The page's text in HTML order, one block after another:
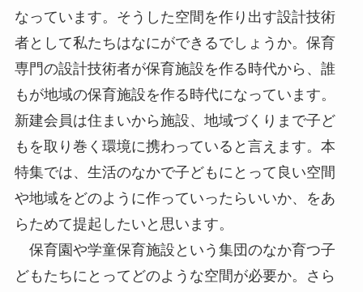
なっています。そうした空間を作り出す設計技術
者として私たちはなにができるでしょうか。保育
専門の設計技術者が保育施設を作る時代から、誰
もが地域の保育施設を作る時代になっています。
新建会員は住まいから施設、地域づくりまで子ど
もを取り巻く環境に携わっていると言えます。本
特集では、生活のなかで子どもにとって良い空間
や地域をどのように作っていったらいいか、をあ
らためて提起したいと思います。
保育園や学童保育施設という集団のなか育つ子
どもたちにとってどのような空間が必要か。さら